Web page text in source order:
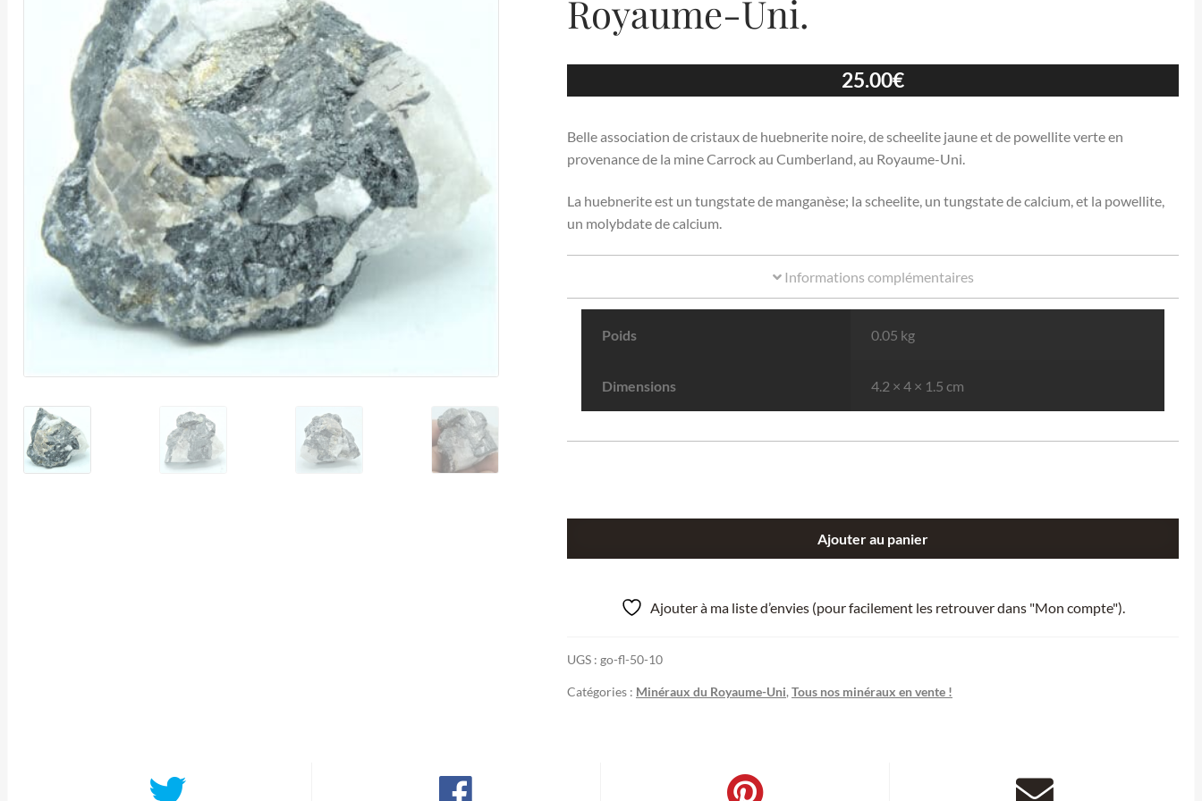
Royaume-Uni.
25.00€
Belle association de cristaux de huebnerite noire, de scheelite jaune et de powellite verte en
provenance de la mine Carrock au Cumberland, au Royaume-Uni.
La huebnerite est un tungstate de manganèse; la scheelite, un tungstate de calcium, et la powellite,
un molybdate de calcium.
Informations complémentaires
Poids 0.05 kg
Dimensions 4.2 × 4 × 1.5 cm
Mine
Carrock,
Ajouter au panier
Ajouter à ma liste d’envies (pour facilement les retrouver dans "Mon compte").
UGS : go-fl-50-10
Catégories : Minéraux du Royaume-Uni, Tous nos minéraux en vente !